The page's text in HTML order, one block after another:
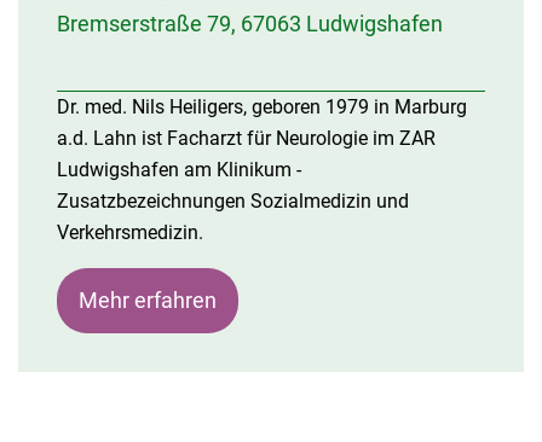
Bremserstraße 79, 67063 Ludwigshafen
Dr. med. Nils Heiligers, geboren 1979 in Marburg
a.d. Lahn ist Facharzt für Neurologie im ZAR
Ludwigshafen am Klinikum -
Zusatzbezeichnungen Sozialmedizin und
Verkehrsmedizin.
Mehr erfahren